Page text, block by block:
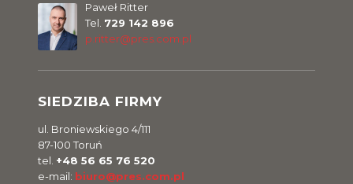
SIEDZIBA FIRMY
ul. Broniewskiego 4/111
87-100 Toruń
tel. +48 56 65 76 520
e-mail: biuro@pres.com.pl
Paweł Ritter
Tel. 729 142 896
p.ritter@pres.com.pl